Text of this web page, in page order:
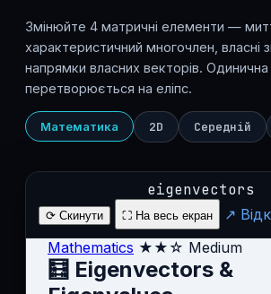
Змінюйте 4 матричні елементи —
характеристичний многочлен, власні
напрямки власних векторів. Одинична
перетворюється на еліпс.
Математика 2D Середній
eigenvectors
⟳ Скинути ⛶ На весь екран ↗